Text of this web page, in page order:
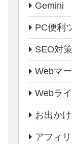
Gemini
PC便利
SEO対
Webマ
Webラ
お出か
アフィ